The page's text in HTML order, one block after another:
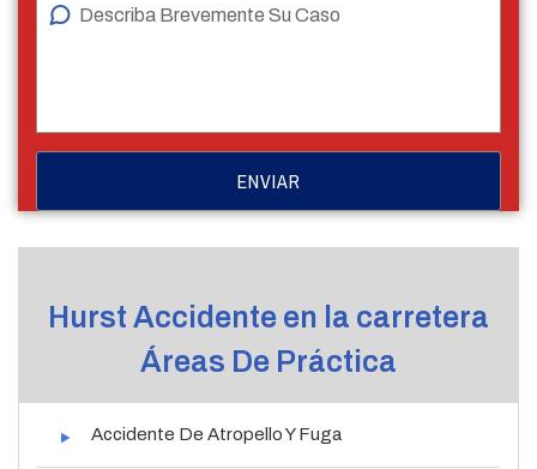
Hurst Accidente en la carretera
Áreas De Práctica
Accidente De Atropello Y Fuga